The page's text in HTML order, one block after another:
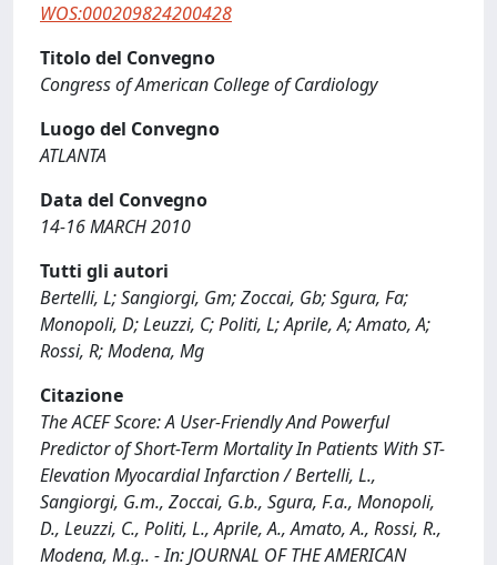
WOS:000209824200428
Titolo del Convegno
Congress of American College of Cardiology
Luogo del Convegno
ATLANTA
Data del Convegno
14-16 MARCH 2010
Tutti gli autori
Bertelli, L; Sangiorgi, Gm; Zoccai, Gb; Sgura, Fa;
Monopoli, D; Leuzzi, C; Politi, L; Aprile, A; Amato, A;
Rossi, R; Modena, Mg
Citazione
The ACEF Score: A User-Friendly And Powerful
Predictor of Short-Term Mortality In Patients With ST-
Elevation Myocardial Infarction / Bertelli, L.,
Sangiorgi, G.m., Zoccai, G.b., Sgura, F.a., Monopoli,
D., Leuzzi, C., Politi, L., Aprile, A., Amato, A., Rossi, R.,
Modena, M.g.. - In: JOURNAL OF THE AMERICAN